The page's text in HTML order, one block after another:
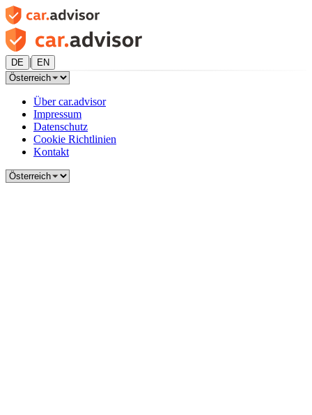
DE | EN
Über car.advisor
Impressum
Datenschutz
Cookie Richtlinien
Kontakt